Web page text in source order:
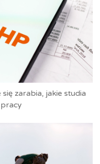
zarabia, jakie studia